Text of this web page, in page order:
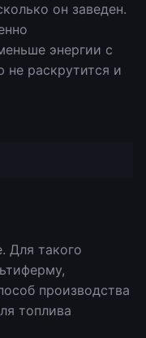
он заведен.
энергии с
раскрутится и
Для такого
производства
топлива